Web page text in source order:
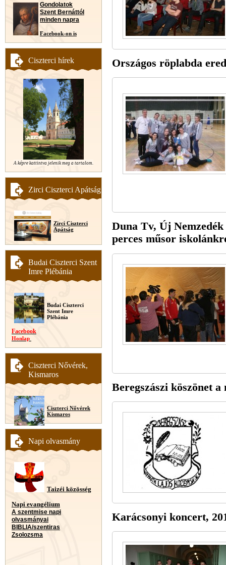
Gondolatok
Szent Bernáttól
minden napra
Facebook-on is
Ciszterci hírek
A képre kattintva jelenik meg a tartalom.
Zirci Ciszterci Apátság
Zirci Ciszterci
Apátság
Budai Ciszterci Szent
Imre Plébánia
Budai Ciszterci
Szent Imre
Plébánia
Facebook
Honlap
Ciszterci Nővérek,
Kismaros
Ciszterci Nővérek
Kismaros
Napi olvasmány
Taizéi közösség
Napi evangélium
A szentmise napi
olvasmányai
BIBLIA/szentiras
Zsolozsma
Országos röplabda
Duna Tv, Új
perces műsor
Beregszászi köszönet
Karácsonyi koncert,